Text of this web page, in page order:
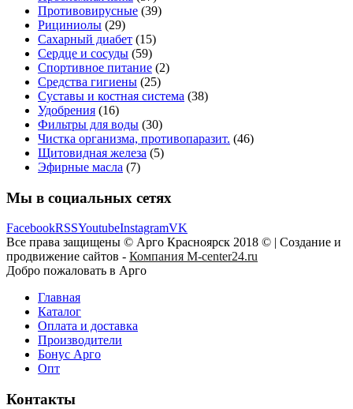
Противовирусные (39)
Рициниолы (29)
Сахарный диабет (15)
Сердце и сосуды (59)
Спортивное питание (2)
Средства гигиены (25)
Суставы и костная система (38)
Удобрения (16)
Фильтры для воды (30)
Чистка организма, противопаразит. (46)
Щитовидная железа (5)
Эфирные масла (7)
Мы в социальных сетях
FacebookRSSYoutubeInstagramVK
Все права защищены © Арго Красноярск 2018 © | Создание и
продвижение сайтов - Компания M-center24.ru
Добро пожаловать в Арго
Главная
Каталог
Оплата и доставка
Производители
Бонус Арго
Опт
Контакты